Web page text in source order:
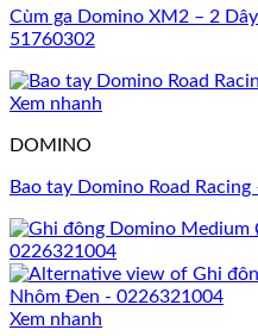
Cùm ga Domino XM2 – 2
51760302
Xem nhanh
DOMINO
Bao tay Domino Road
Xem nhanh